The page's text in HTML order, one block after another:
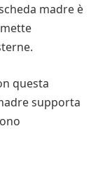
madre è
questa
supporta